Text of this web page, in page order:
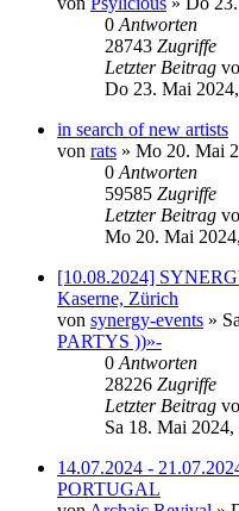
0 Antworten
28743 Zugriffe
Letzter Beitrag
Do 23. Mai
in search of new artists
von rats » Mo 20. Mai
0 Antworten
59585 Zugriffe
Letzter Beitrag
Mo 20. Mai
[10.08.2024]
Kaserne, Zürich
von synergy-events »
PARTYS ))»-
0 Antworten
28226 Zugriffe
Letzter Beitrag
Sa 18. Mai 2024,
14.07.2024 -
PORTUGAL